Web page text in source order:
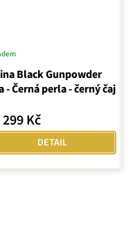
Black Gunpowder
- Černá perla - černý čaj
299 Kč
DETAIL